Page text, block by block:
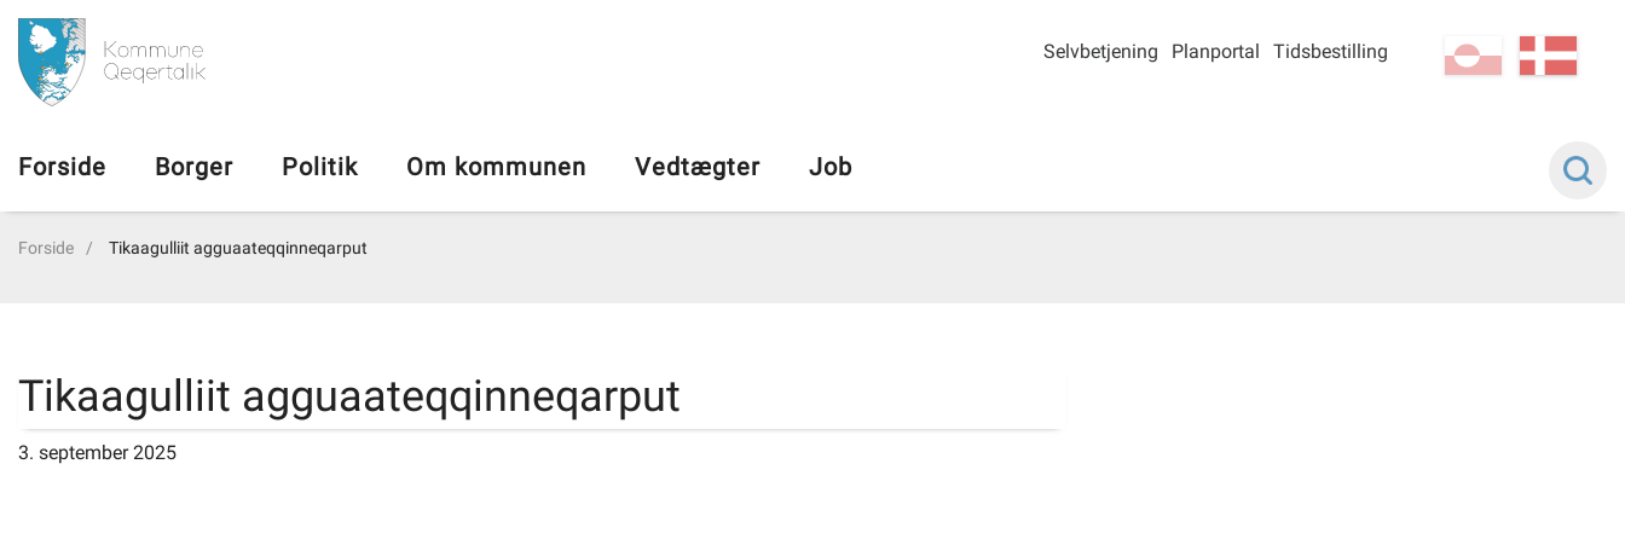
Vedtægter
kl-GL
Selvbetjening Planportal Tidsbestilling
Forside Borger Politik Om kommunen Vedtægter Job
Forside Tikaagulliit agguaateqqinneqarput
Tikaagulliit agguaateqqinneqarput
3. september 2025